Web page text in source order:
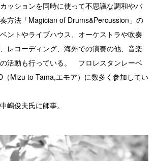
ッションを同時に使って不思議な調和やバ
方法「Magician of Drums&Percussion」の
ントやライブハウス、オーケストラや吹奏
レコーディング、海外での演奏の他、音楽
活動も行っている。 フロレスタンレーベ
（Mizu to Tama,エモア）に数多く参加してい
嶋俊夫氏に師事。